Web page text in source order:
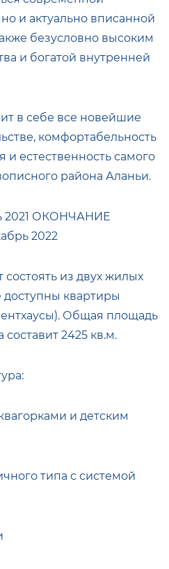
и актуально вписанной
безусловно высоким
и богатой внутренней
в себе все новейшие
комфортабельность
и естественность самого
района Аланьи.
2021 ОКОНЧАНИЕ
2022
из двух жилых
квартиры
Общая площадь
2425 кв.м.
и детским
типа с системой